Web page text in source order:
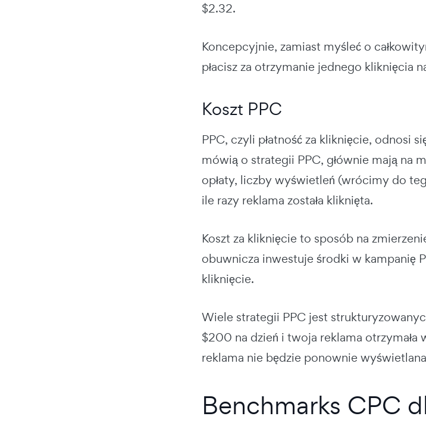
$2.32.
Koncepcyjnie, zamiast myśleć o
płacisz za otrzymanie jednego kliknięcia
Koszt PPC
PPC, czyli płatność za kliknięcie, odnosi
mówią o strategii PPC, głównie mają na
opłaty, liczby wyświetleń (wrócimy do
ile razy reklama została kliknięta.
Koszt za kliknięcie to sposób na
obuwnicza inwestuje środki w kampanię
kliknięcie.
Wiele strategii PPC jest
$200 na dzień i twoja reklama otrzymała
reklama nie będzie ponownie
Benchmarks CPC